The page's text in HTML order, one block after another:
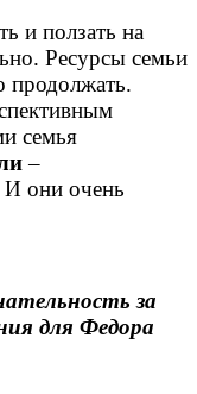
и ползать на
Ресурсы семьи
продолжать.
семья
–
И они очень
за
для Федора